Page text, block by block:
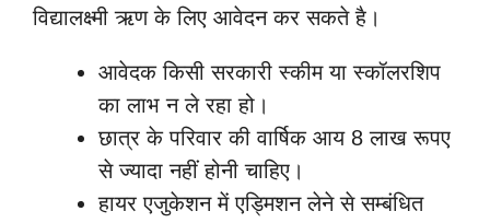
विद्यालक्ष्मी ऋण के लिए आवेदन कर सकते है।
आवेदक किसी सरकारी स्कीम या स्कॉलरशिप
का लाभ न ले रहा हो।
छात्र के परिवार की वार्षिक आय 8 लाख रूपए
से ज्यादा नहीं होनी चाहिए।
हायर एजुकेशन में एड्मिशन लेने से सम्बंधित